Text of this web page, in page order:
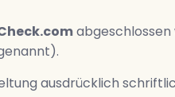
abgeschlossen
ausdrücklich